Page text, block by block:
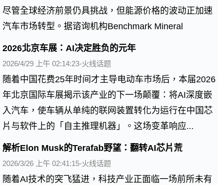
尽管全球经济前景仍具挑战，但能源价格的波动正加速
汽车市场转型。据谘询机构Benchmark Mineral
2026北京车展：AI决定胜负的元年
2026/4/29 上午 02:14:23-火线话题
随着中国花费25年时间才主导电动车市场后，本届2026
年北京国际车展揭示该产业的下一场颠覆：将AI深度嵌
入汽车，使车辆从单纯的联网装置转化为运行在中国芯
片与软件上的「自主推理机器」。这场变革响应...
解析Elon Musk的Terafab野望：翻转AI芯片荒
2026/3/26 上午 02:41:15-火线话题
随着AI技术的突飞猛进，科技产业正面临一场前所未有